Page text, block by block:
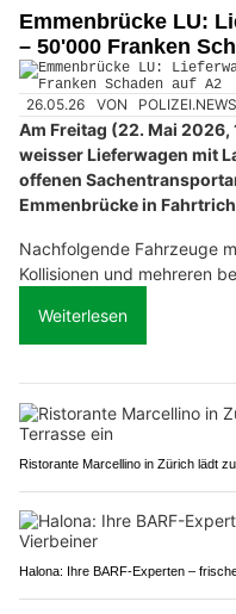
Emmenbrücke LU:
– 50'000 Franken
26.05.26 VON
Am Freitag (22. Mai
weisser Lieferwagen mit
offenen
Emmenbrücke in
Nachfolgende Fahrzeuge
Kollisionen und mehreren
Weiterlesen
Ristorante Marcellino in Zürich lädt
Halona: Ihre BARF-Experten –